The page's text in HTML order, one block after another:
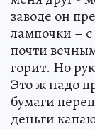
заводе он
лампочки – с
почти
горит. Но
Это ж надо
бумаги
деньги